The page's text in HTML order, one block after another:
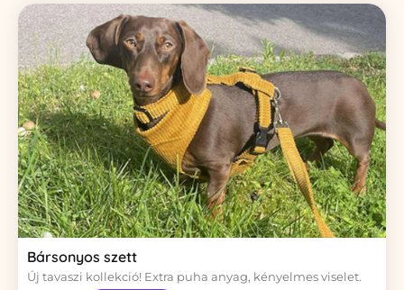
Bársonyos szett
Új tavaszi kollekció! Extra puha anyag, kényelmes viselet.